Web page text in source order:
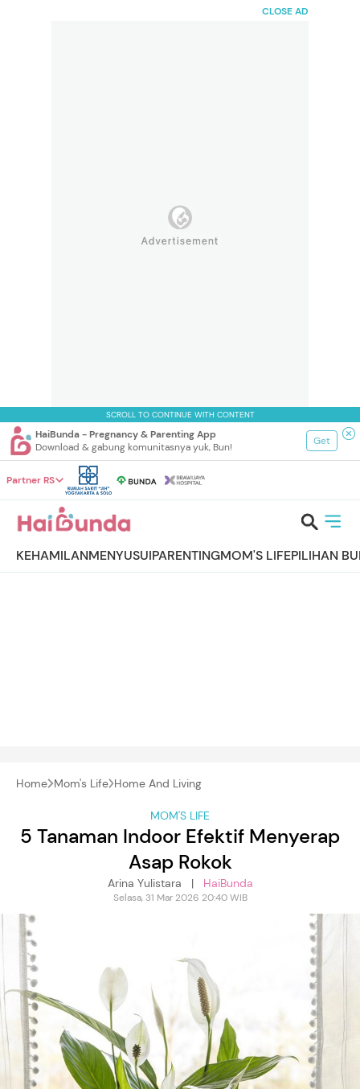
CLOSE AD
SCROLL TO CONTINUE WITH CONTENT
HaiBunda - Pregnancy & Parenting App
Download & gabung komunitasnya yuk, Bun!
Get
Partner RS
KEHAMILANMENYUSUIPARENTINGMOM'S LIFEPILIHAN
Home Mom's Life Home And Living
MOM'S LIFE
5 Tanaman Indoor Efektif Menyerap
Asap Rokok
Arina Yulistara | HaiBunda
Selasa, 31 Mar 2026 20:40 WIB